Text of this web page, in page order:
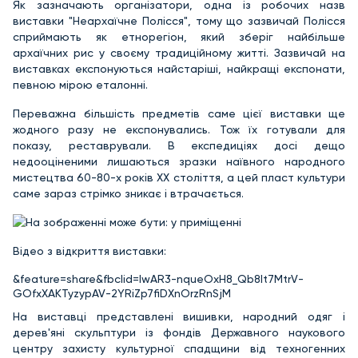
Як зазначають організатори, одна із робочих назв
виставки "Неархаїчне Полісся", тому що зазвичай Полісся
сприймають як етнорегіон, який зберіг найбільше
архаїчних рис у своєму традиційному житті. Зазвичай на
виставках експонуються найстаріші, найкращі експонати,
певною мірою еталонні.
Переважна більшість предметів саме цієї виставки ще
жодного разу не експонувались. Тож їх готували для
показу, реставрували. В експедиціях досі дещо
недооціненими лишаються зразки наївного народного
мистецтва 60-80-х років ХХ століття, а цей пласт культури
саме зараз стрімко зникає і втрачається.
Відео з відкриття виставки:
&feature=share&fbclid=IwAR3-nqueOxH8_Qb8It7MtrV-
GOfxXAKTyzypAV-2YRiZp7fiDXnOrzRnSjM
На виставці представлені вишивки, народний одяг і
дерев'яні скульптури із фондів Державного наукового
центру захисту культурної спадщини від техногенних